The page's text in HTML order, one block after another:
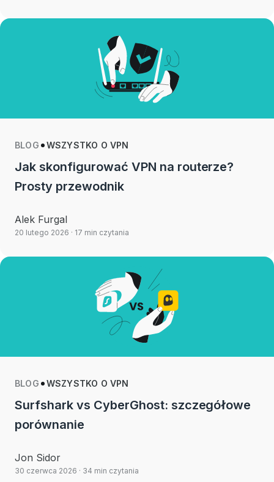
BLOG WSZYSTKO O VPN
Jak skonfigurować VPN na routerze?
Prosty przewodnik
Alek Furgal
20 lutego 2026 · 17 min czytania
BLOG WSZYSTKO O VPN
Surfshark vs CyberGhost: szczegółowe
porównanie
Jon Sidor
30 czerwca 2026 · 34 min czytania